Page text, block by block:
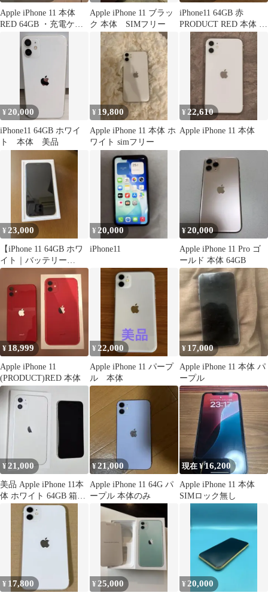
Apple iPhone 11 本体
RED 64GB ・充電ケー
ブル付
Apple iPhone 11 ブラッ
ク 本体 SIMフリー
iPhone11 64GB 赤
PRODUCT RED 本体 動
作品
¥20,000
iPhone11 64GB ホワイ
ト 本体 美品
¥ 19,800
Apple iPhone 11 本体 ホ
ワイト simフリー
¥22,610
Apple iPhone 11 本体
¥ 23,000
【iPhone 11 64GB ホワ
イト｜バッテリー
100%】
¥ 20,000
iPhone11
¥20,000
Apple iPhone 11 Pro ゴ
ールド 本体 64GB
¥ 18,999
Apple iPhone 11
(PRODUCT)RED 本体
¥ 22,000
Apple iPhone 11 パープ
ル 本体
¥ 17,000
Apple iPhone 11 本体 パ
ープル
¥21,000
美品 Apple iPhone 11本
体 ホワイト 64GB 箱あ
り 値下げ不可
¥21,000
Apple iPhone 11 64G パ
ープル 本体のみ
現在 ¥16,200
Apple iPhone 11 本体
SIMロック無し
¥ 17,800 ¥ 25,000 ¥ 20,000